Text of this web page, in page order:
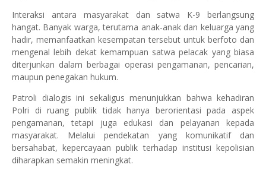
Interaksi antara masyarakat dan satwa K-9 berlangsung
hangat. Banyak warga, terutama anak-anak dan keluarga yang
hadir, memanfaatkan kesempatan tersebut untuk berfoto dan
mengenal lebih dekat kemampuan satwa pelacak yang biasa
diterjunkan dalam berbagai operasi pengamanan, pencarian,
maupun penegakan hukum.
Patroli dialogis ini sekaligus menunjukkan bahwa kehadiran
Polri di ruang publik tidak hanya berorientasi pada aspek
pengamanan, tetapi juga edukasi dan pelayanan kepada
masyarakat. Melalui pendekatan yang komunikatif dan
bersahabat, kepercayaan publik terhadap institusi kepolisian
diharapkan semakin meningkat.